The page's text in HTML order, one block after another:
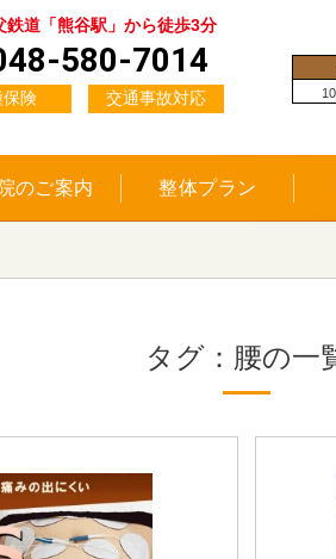
鉄道「熊谷駅」から徒歩3分
580-7014
保険 交通事故対応
のご案内 整体プラン
タグ：腰の一